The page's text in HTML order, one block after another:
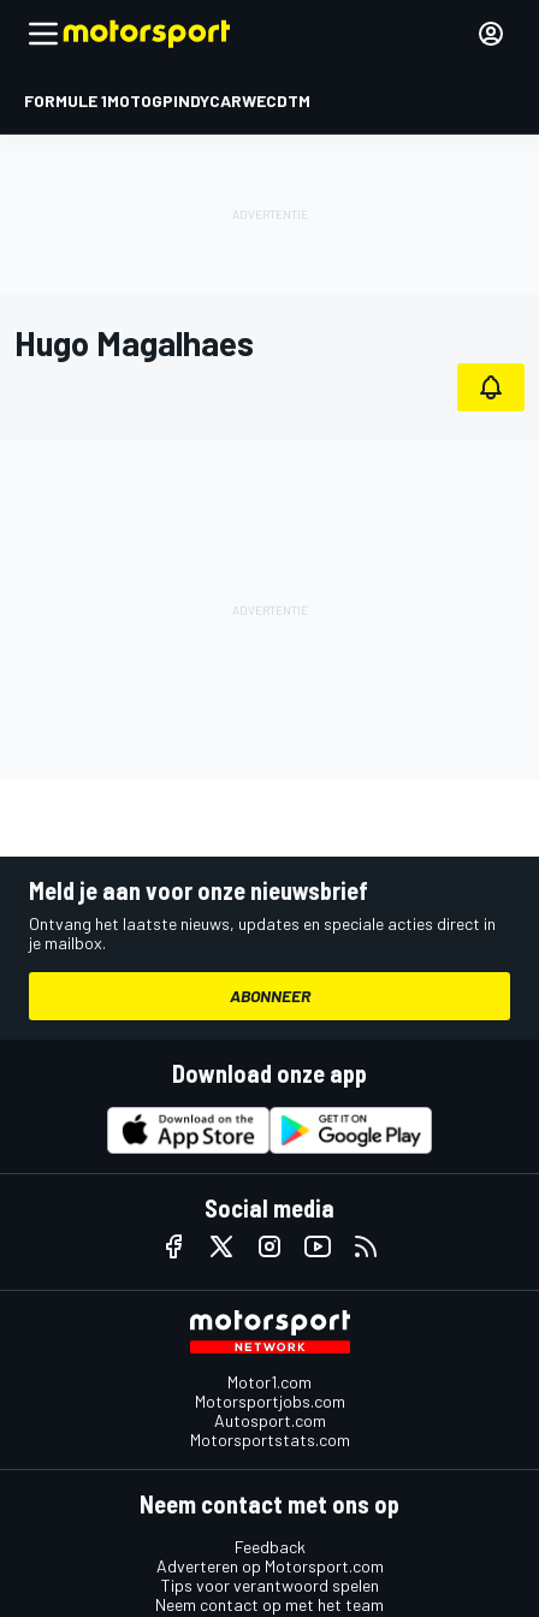
FORMULE 1MOTOGPINDYCARWECDTM
Hugo Magalhaes
Meld je aan voor onze nieuwsbrief
Ontvang het laatste nieuws, updates en speciale acties direct in
je mailbox.
ABONNEER
Download onze app
Social media
Motor1.com
Motorsportjobs.com
Autosport.com
Motorsportstats.com
Neem contact met ons op
Feedback
Adverteren op Motorsport.com
Tips voor verantwoord spelen
Neem contact op met het team